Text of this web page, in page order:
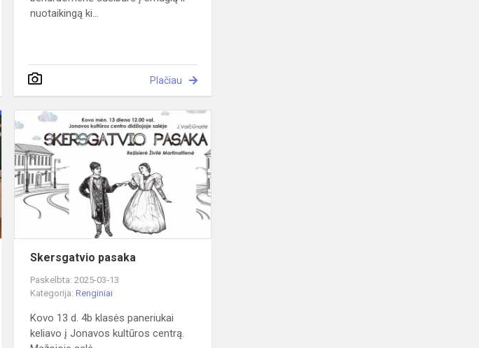
nuotaikingą ki...
Plačiau
Vandens
diena
2025
Skersgatvio pasaka
Paskelbta: 2025-03-13
Kategorija:Renginiai
Kovo 13 d. 4b klasės paneriukai
keliavo į Jonavos kultūros centrą.